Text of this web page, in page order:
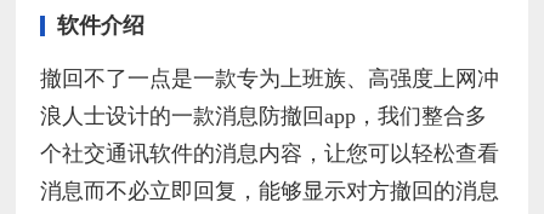
软件介绍
撤回不了一点是一款专为上班族、高强度上网冲
浪人士设计的一款消息防撤回app，我们整合多
个社交通讯软件的消息内容，让您可以轻松查看
消息而不必立即回复，能够显示对方撤回的消息